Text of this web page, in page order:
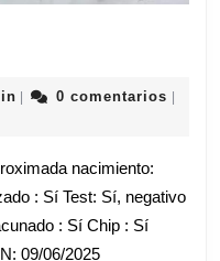
admin
| 0 comentarios |
nacimiento:
: Sí Test: Sí, negativo
: Sí Chip : Sí
09/06/2025